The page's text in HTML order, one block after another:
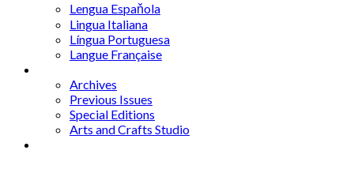
Lengua Espaňola
Lingua Italiana
Língua Portuguesa
Langue Française
Archives
Previous Issues
Special Editions
Arts and Crafts Studio